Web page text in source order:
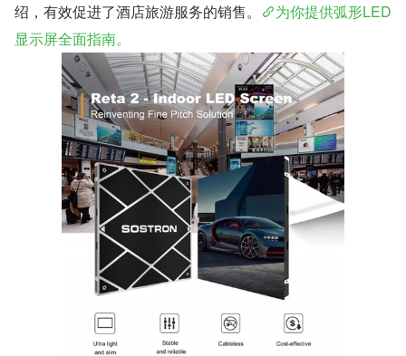
绍，有效促进了酒店旅游服务的销售。
为你提供弧形LED
显示屏全面指南。